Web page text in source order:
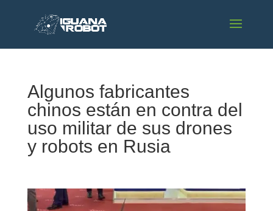
Algunos fabricantes
chinos están en contra del
uso militar de sus drones
y robots en Rusia